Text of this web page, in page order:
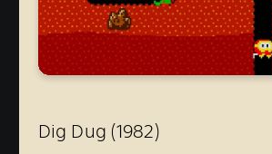
Dig Dug (1982)